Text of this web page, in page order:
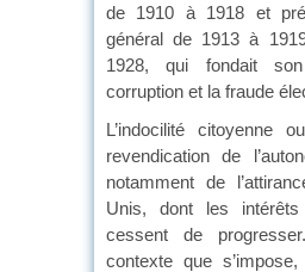
de 1910 à 1918 et
général de 1913 à
1928, qui fondait
corruption et la fraude
L’indocilité citoyenne
revendication de
notamment de
Unis, dont les intérêts
cessent de
contexte que